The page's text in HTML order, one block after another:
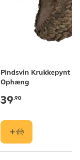
Pindsvin Krukkepynt
Ophæng
39,90